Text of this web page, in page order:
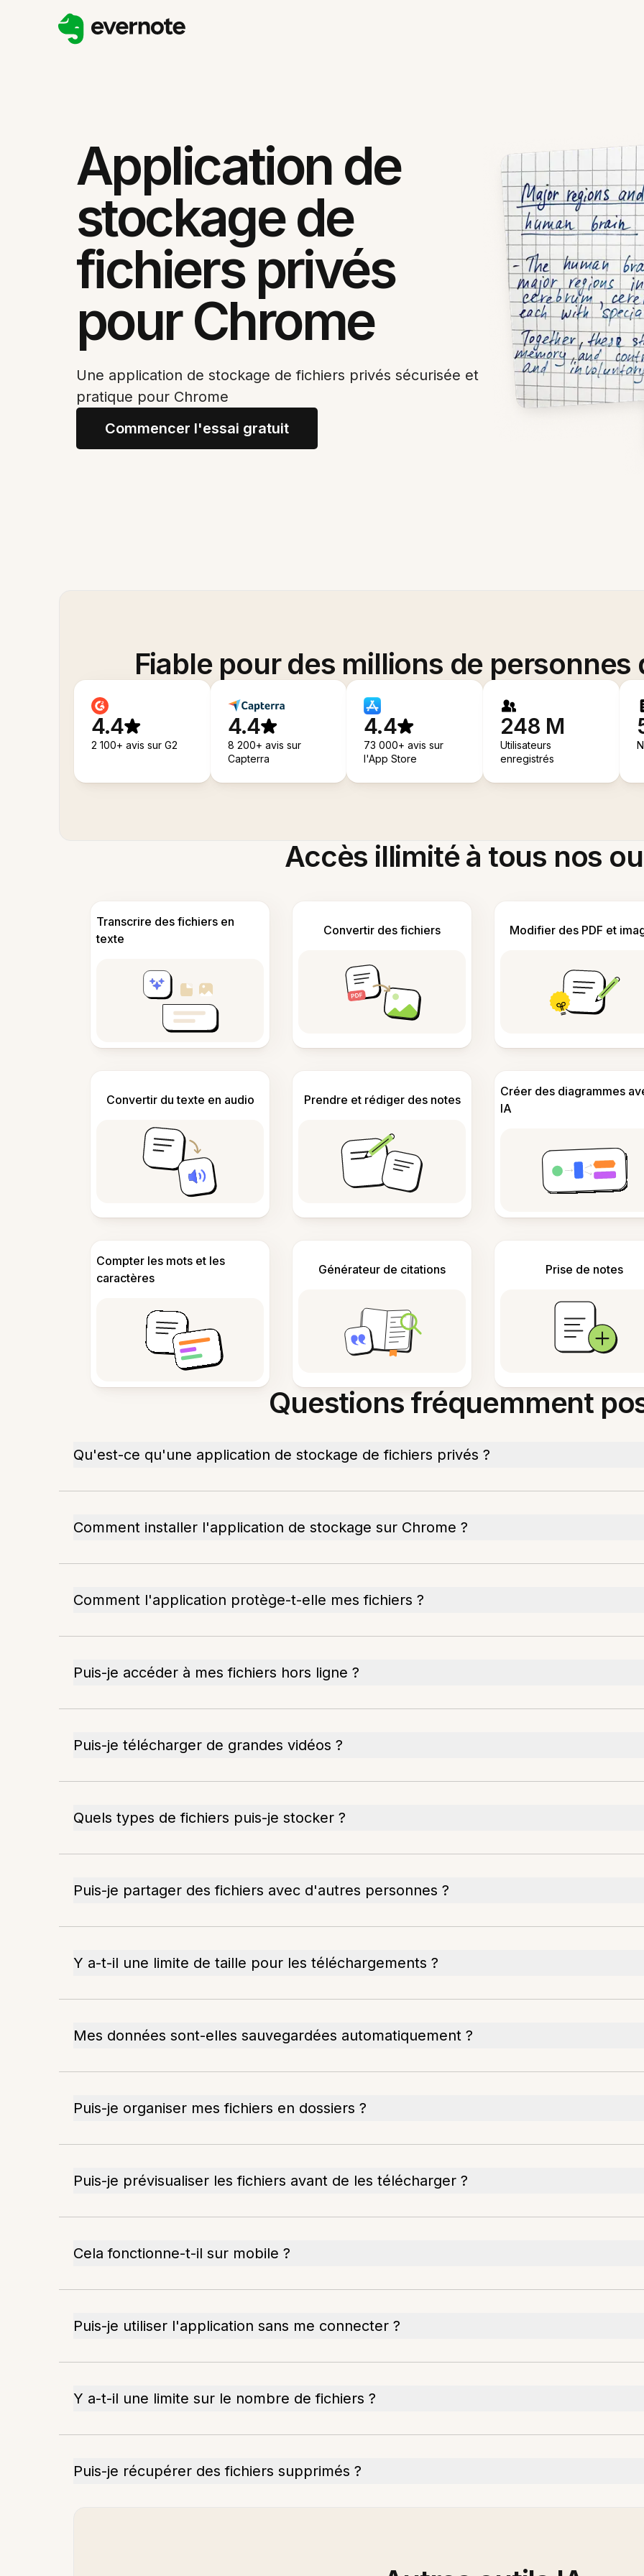
Application de
stockage de
fichiers privés
pour Chrome
Une application de stockage de fichiers privés sécurisée et
pratique pour Chrome
Commencer l'essai gratuit
Fiable pour des millions de personnes
4.4
2 100+ avis sur G2
4.4
8 200+ avis sur
Capterra
4.4
73 000+ avis sur
l'App Store
248 M
Utilisateurs
enregistrés
Accès illimité à tous nos
Transcrire des fichiers en
texte
Convertir des fichiers Modifier des PDF et
Convertir du texte en audio Prendre et rédiger des notes
Créer des diagrammes
IA
Compter les mots et les
caractères
Générateur de citations Prise de notes
Questions fréquemment
Qu'est-ce qu'une application de stockage de fichiers privés ?
Comment installer l'application de stockage sur Chrome ?
Comment l'application protège-t-elle mes fichiers ?
Puis-je accéder à mes fichiers hors ligne ?
Puis-je télécharger de grandes vidéos ?
Quels types de fichiers puis-je stocker ?
Puis-je partager des fichiers avec d'autres personnes ?
Y a-t-il une limite de taille pour les téléchargements ?
Mes données sont-elles sauvegardées automatiquement ?
Puis-je organiser mes fichiers en dossiers ?
Puis-je prévisualiser les fichiers avant de les télécharger ?
Cela fonctionne-t-il sur mobile ?
Puis-je utiliser l'application sans me connecter ?
Y a-t-il une limite sur le nombre de fichiers ?
Puis-je récupérer des fichiers supprimés ?